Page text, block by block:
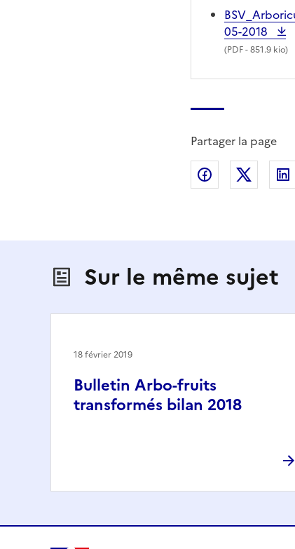
05-2018
(PDF- 851.9 kio)
Partager la page
Partager sur
Sur le même sujet
Bulletin Arbo-fruits
transformés bilan 2018
18 février 2019